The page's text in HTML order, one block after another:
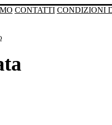
CONTATTI CONDIZIONI